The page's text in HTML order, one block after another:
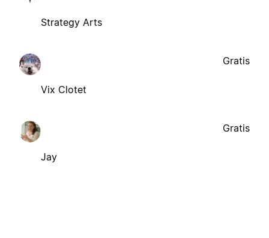
Strategy Arts
Vix Clotet
Gratis
Jay
Gratis